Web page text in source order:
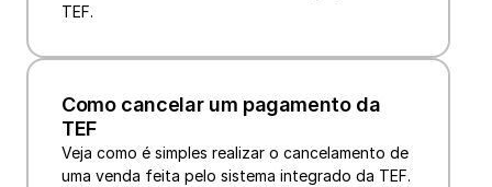
TEF.
Como cancelar um pagamento da
TEF
Veja como é simples realizar o cancelamento de
uma venda feita pelo sistema integrado da TEF.